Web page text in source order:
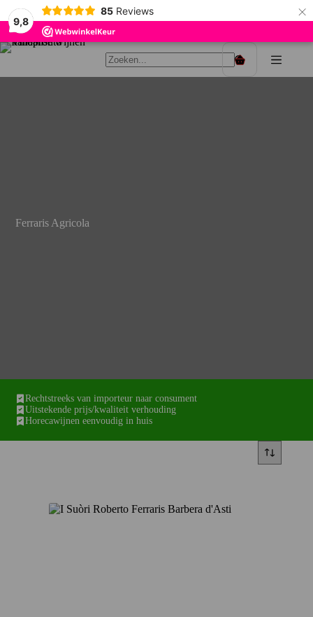
9,8
85 Reviews ×
Ga
Winkelwagen
Ferraris Agricola
Rechtstreeks van importeur naar consument
Uitstekende prijs/kwaliteit verhouding
Horecawijnen eenvoudig in huis